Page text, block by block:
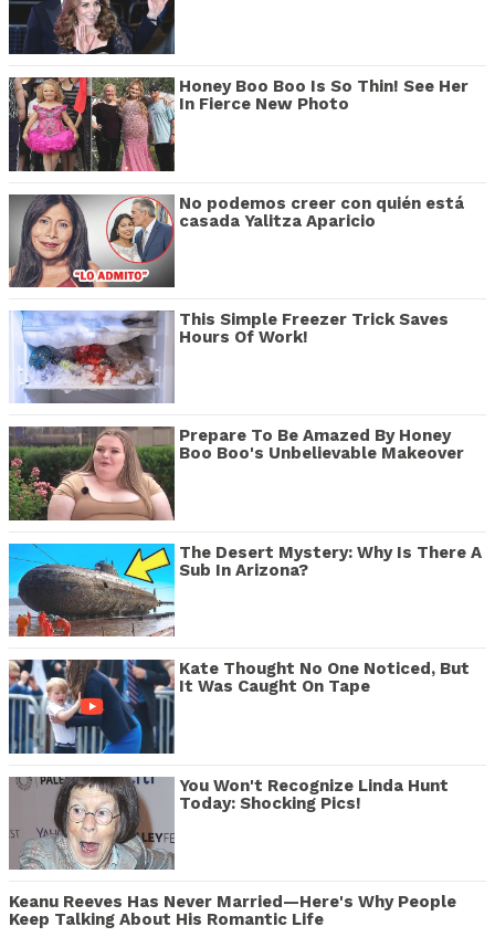
Honey Boo Boo Is So Thin! See Her
In Fierce New Photo
No podemos creer con quién está
casada Yalitza Aparicio
This Simple Freezer Trick Saves
Hours Of Work!
Prepare To Be Amazed By Honey
Boo Boo's Unbelievable Makeover
The Desert Mystery: Why Is There A
Sub In Arizona?
Kate Thought No One Noticed, But
It Was Caught On Tape
You Won't Recognize Linda Hunt
Today: Shocking Pics!
Keanu Reeves Has Never Married—Here's Why People
Keep Talking About His Romantic Life